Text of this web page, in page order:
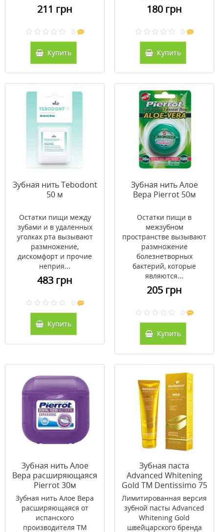
211 грн
0
Купить
180 грн
0
Купить
Зубная нить Tebodont
50 м
Остатки пищи между
зубами и в удаленных
уголках рта вызывают
размножение,
дискомфорт и прочие
неприя...
483 грн
0
Купить
Зубная нить Алое
Вера Pierrot 50м
Остатки пищи в
межзубном
пространстве вызывают
размножение
болезнетворных
бактерий, которые
являются...
205 грн
0
Купить
Зубная нить Алое
Вера расширяющаяся
Pierrot 30м
Зубная нить Алое Вера
расширяющаяся от
испанского
производителя ТМ
Зубная паста
Advanced Whitening
Gold ТМ Dentissimo 75
мл
Лимитированная версия
зубной пасты Advanced
Whitening Gold
швейцарского бренда